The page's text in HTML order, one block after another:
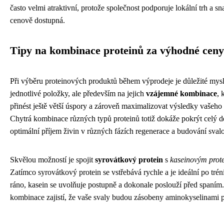
často velmi atraktivní, protože společnost podporuje lokální trh a
cenově dostupná.
Tipy na kombinace proteinů za výhodné ceny
Při výběru proteinových produktů během výprodeje je důležité
jednotlivé položky, ale především na jejich vzájemné kombinace,
přinést ještě větší úspory a zároveň maximalizovat výsledky
Chytrá kombinace různých typů proteinů totiž dokáže pokrýt celý
optimální příjem živin v různých fázích regenerace a budování
Skvělou možností je spojit syrovátkový protein s kaseinovým
Zatímco syrovátkový protein se vstřebává rychle a je ideální po
ráno, kasein se uvolňuje postupně a dokonale poslouží před
kombinace zajistí, že vaše svaly budou zásobeny aminokyselinami